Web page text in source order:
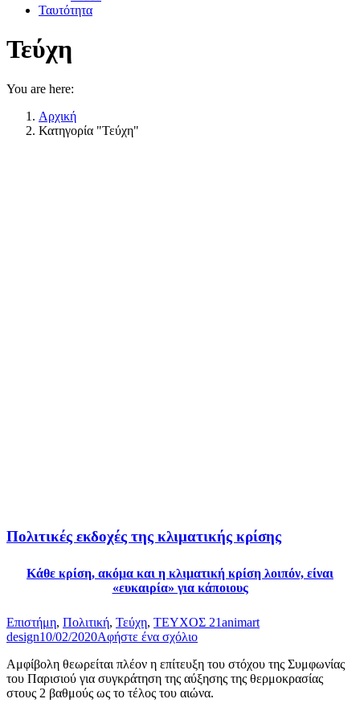
Ταυτότητα
Τεύχη
You are here:
Αρχική
Κατηγορία "Τεύχη"
Πολιτικές εκδοχές της κλιματικής κρίσης
Kάθε κρίση, ακόμα και η κλιματική κρίση λοιπόν, είναι
«ευκαιρία» για κάποιους
Επιστήμη, Πολιτική, Τεύχη, ΤΕΥΧΟΣ 21animart
design10/02/2020Αφήστε ένα σχόλιο
Αμφίβολη θεωρείται πλέον η επίτευξη του στόχου της Συμφωνίας
του Παρισιού για συγκράτηση της αύξησης της θερμοκρασίας
στους 2 βαθμούς ως το τέλος του αιώνα.